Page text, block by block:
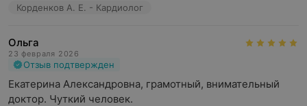
Корденков А. Е. - Кардиолог
Ольга
23 февраля 2026
Отзыв подтвержден
Екатерина Александровна, грамотный, внимательный
доктор. Чуткий человек.